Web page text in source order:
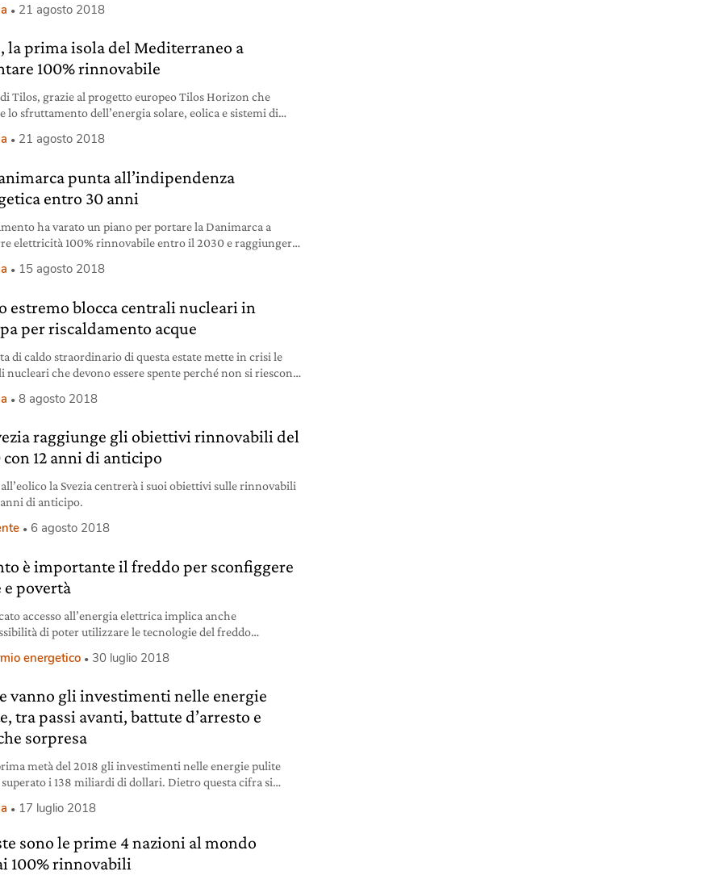
mondo.
21 agosto 2018
la prima isola del Mediterraneo a
100% rinnovabile
di Tilos, grazie al progetto europeo Tilos Horizon che
lo sfruttamento dell’energia solare, eolica e sistemi di
Sull’isola si sta lavorando alacremente, ora il progetto
l’estate 2019 Tilos sarà la
21 agosto 2018
punta all’indipendenza
entro 30 anni
ha varato un piano per portare la Danimarca a
elettricità 100% rinnovabile entro il 2030 e raggiungere
15 agosto 2018
estremo blocca centrali nucleari in
per riscaldamento acque
di caldo straordinario di questa estate mette in crisi le
nucleari che devono essere spente perché non si riescono
8 agosto 2018
raggiunge gli obiettivi rinnovabili del
con 12 anni di anticipo
la Svezia centrerà i suoi obiettivi sulle rinnovabili
anni di anticipo.
6 agosto 2018
è importante il freddo per sconfiggere
e povertà
accesso all’energia elettrica implica anche
di poter utilizzare le tecnologie del freddo
escluso.
energetico 30 luglio 2018
vanno gli investimenti nelle energie
tra passi avanti, battute d’arresto e
sorpresa
metà del 2018 gli investimenti nelle energie pulite
i 138 miliardi di dollari. Dietro questa cifra si
17 luglio 2018
sono le prime 4 nazioni al mondo
100% rinnovabili